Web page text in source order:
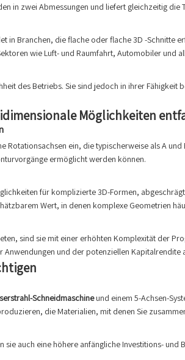
in zwei Abmessungen und liefert gleichzeitig die
in Branchen, die flache oder flache 3D -Schnitte
wie Luft- und Raumfahrt, Automobiler und
des Betriebs. Sie sind jedoch in ihrer
Möglichkeiten
Rotationsachsen ein, die typischerweise als A
ermöglicht werden können.
für komplizierte 3D-Formen,
Wert, in denen komplexe Geometrien
sind sie mit einer erhöhten Komplexität der
und der potenziellen Kapitalrendite
Schneidmaschineund einem 5-Achsen-
die Materialien, mit denen Sie
sie auch eine höhere anfängliche Investitions-